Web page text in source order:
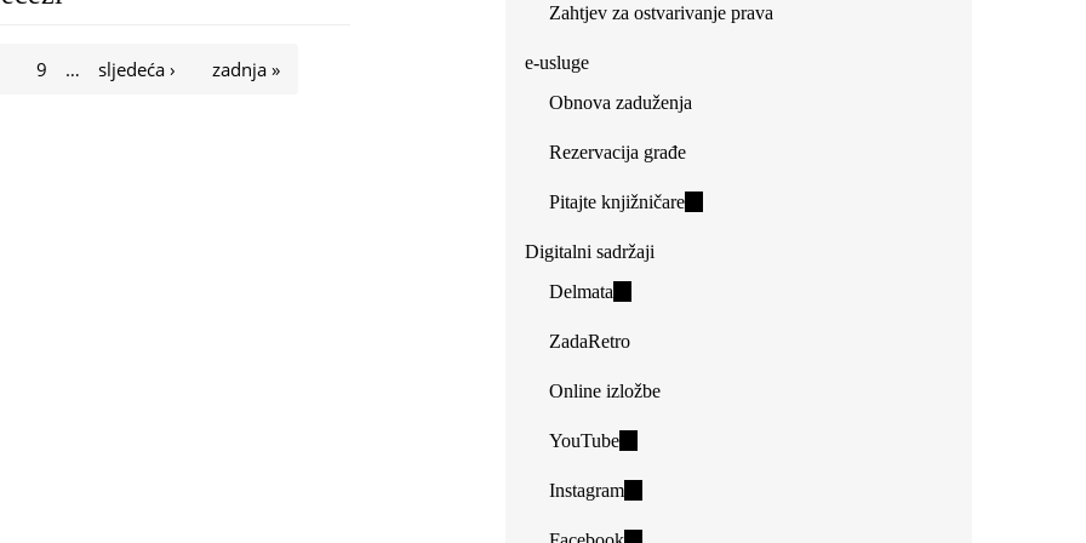
9 … sljedeća › zadnja »
Zahtjev za ostvarivanje prava
e-usluge
Obnova zaduženja
Rezervacija građe
Pitajte knjižničare(link
Digitalni sadržaji
Delmata
external)
ZadaRetro
Online izložbe
YouTube(link
external)
Instagram(link